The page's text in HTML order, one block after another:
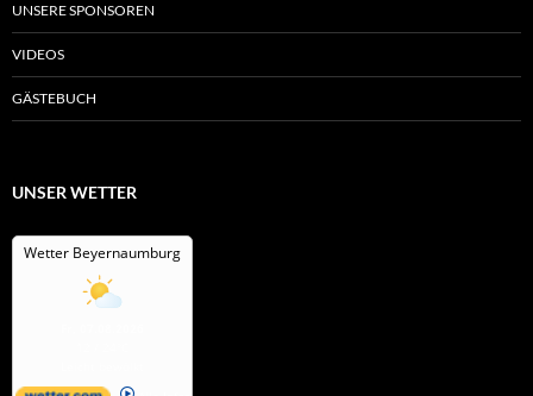
UNSERE SPONSOREN
VIDEOS
GÄSTEBUCH
UNSER WETTER
Wetter Beyernaumburg